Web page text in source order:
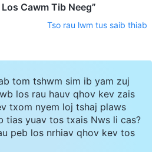
Cawm Tib Neeg”
Tso rau lwm tus saib thiab
tom tshwm sim ib yam zuj
los rau hauv qhov kev zais
txom nyem loj tshaj plaws
tias yuav tos txais Nws li cas?
peb los nrhiav qhov kev tos